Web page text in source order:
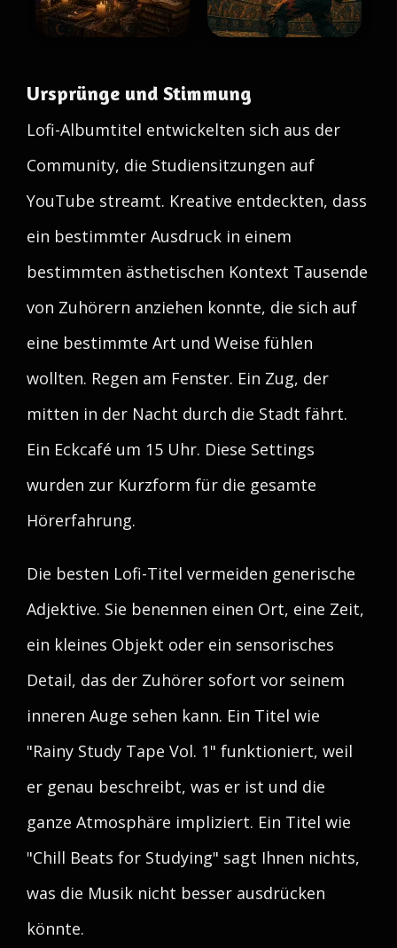
Ursprünge und Stimmung
Lofi-Albumtitel entwickelten sich aus der
Community, die Studiensitzungen auf
YouTube streamt. Kreative entdeckten, dass
ein bestimmter Ausdruck in einem
bestimmten ästhetischen Kontext Tausende
von Zuhörern anziehen konnte, die sich auf
eine bestimmte Art und Weise fühlen
wollten. Regen am Fenster. Ein Zug, der
mitten in der Nacht durch die Stadt fährt.
Ein Eckcafé um 15 Uhr. Diese Settings
wurden zur Kurzform für die gesamte
Hörerfahrung.
Die besten Lofi-Titel vermeiden generische
Adjektive. Sie benennen einen Ort, eine Zeit,
ein kleines Objekt oder ein sensorisches
Detail, das der Zuhörer sofort vor seinem
inneren Auge sehen kann. Ein Titel wie
"Rainy Study Tape Vol. 1" funktioniert, weil
er genau beschreibt, was er ist und die
ganze Atmosphäre impliziert. Ein Titel wie
"Chill Beats for Studying" sagt Ihnen nichts,
was die Musik nicht besser ausdrücken
könnte.